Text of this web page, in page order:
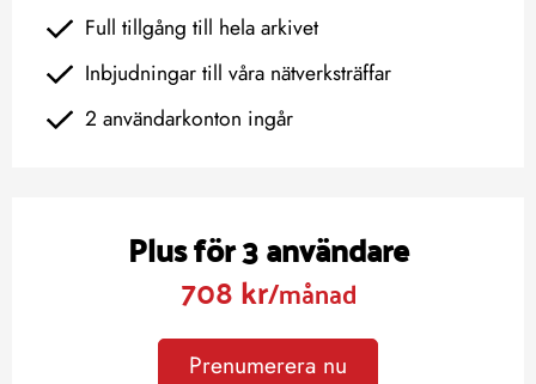
Full tillgång till hela arkivet
Inbjudningar till våra nätverksträffar
2 användarkonton ingår
Plus för 3 användare
708 kr/månad
Prenumerera nu